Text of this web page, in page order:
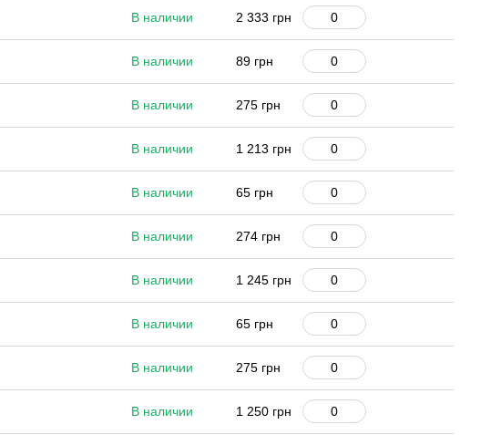
В наличии 2 333 грн
В наличии 89 грн
В наличии 275 грн
В наличии 1 213 грн
В наличии 65 грн
В наличии 274 грн
В наличии 1 245 грн
В наличии 65 грн
В наличии 275 грн
В наличии 1 250 грн